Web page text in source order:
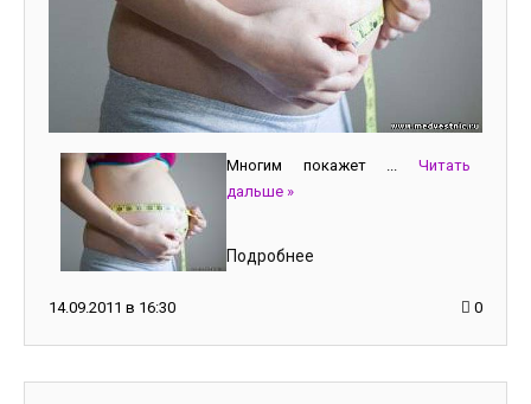
Многим покажет ...Читать
дальше »
Подробнее
14.09.2011 в 16:30 0